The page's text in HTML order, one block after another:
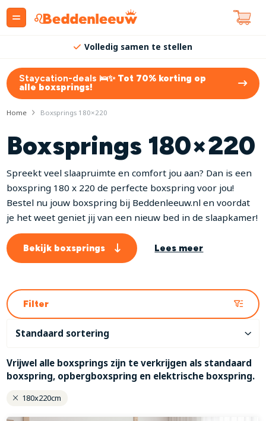
Volledig samen te stellen
Staycation-deals 🛌✨Tot 70% korting op
alle boxsprings!
Home Boxsprings 180×220
Boxsprings 180×220
Spreekt veel slaapruimte en comfort jou aan? Dan is een
boxspring 180 x 220 de perfecte boxspring voor jou!
Bestel nu jouw boxspring bij Beddenleeuw.nl en voordat
je het weet geniet jij van een nieuw bed in de slaapkamer!
Bekijk boxsprings Lees meer
Filter
Vrijwel alle boxsprings zijn te verkrijgen als standaard
boxspring, opbergboxspring en elektrische boxspring.
180x220cm